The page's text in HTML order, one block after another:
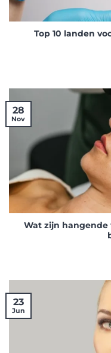
Top 10 landen
Wat zijn hangende
28
Nov
23
Jun